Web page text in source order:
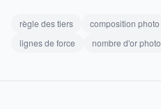
règle des tiers composition photo
lignes de force
nombre d'or photo